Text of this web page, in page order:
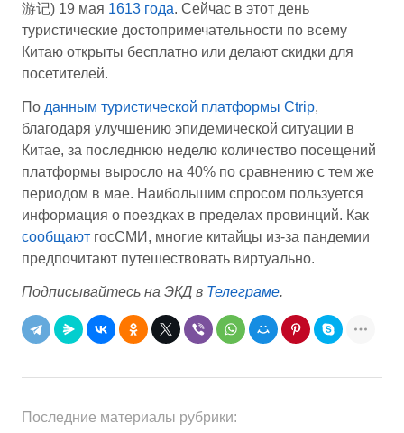
游记) 19 мая 1613 года. Сейчас в этот день
туристические достопримечательности по всему
Китаю открыты бесплатно или делают скидки для
посетителей.
По данным туристической платформы Ctrip,
благодаря улучшению эпидемической ситуации в
Китае, за последнюю неделю количество посещений
платформы выросло на 40% по сравнению с тем же
периодом в мае. Наибольшим спросом пользуется
информация о поездках в пределах провинций. Как
сообщают госСМИ, многие китайцы из-за пандемии
предпочитают путешествовать виртуально.
Подписывайтесь на ЭКД в Телеграме.
Последние материалы рубрики: